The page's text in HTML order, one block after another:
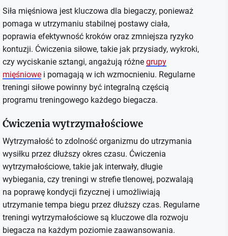
Siła mięśniowa jest kluczowa dla biegaczy, ponieważ
pomaga w utrzymaniu stabilnej postawy ciała,
poprawia efektywność kroków oraz zmniejsza ryzyko
kontuzji. Ćwiczenia siłowe, takie jak przysiady, wykroki,
czy wyciskanie sztangi, angażują różne grupy
mięśniowe i pomagają w ich wzmocnieniu. Regularne
treningi siłowe powinny być integralną częścią
programu treningowego każdego biegacza.
Ćwiczenia wytrzymałościowe
Wytrzymałość to zdolność organizmu do utrzymania
wysiłku przez dłuższy okres czasu. Ćwiczenia
wytrzymałościowe, takie jak interwały, długie
wybiegania, czy treningi w strefie tlenowej, pozwalają
na poprawę kondycji fizycznej i umożliwiają
utrzymanie tempa biegu przez dłuższy czas. Regularne
treningi wytrzymałościowe są kluczowe dla rozwoju
biegacza na każdym poziomie zaawansowania.